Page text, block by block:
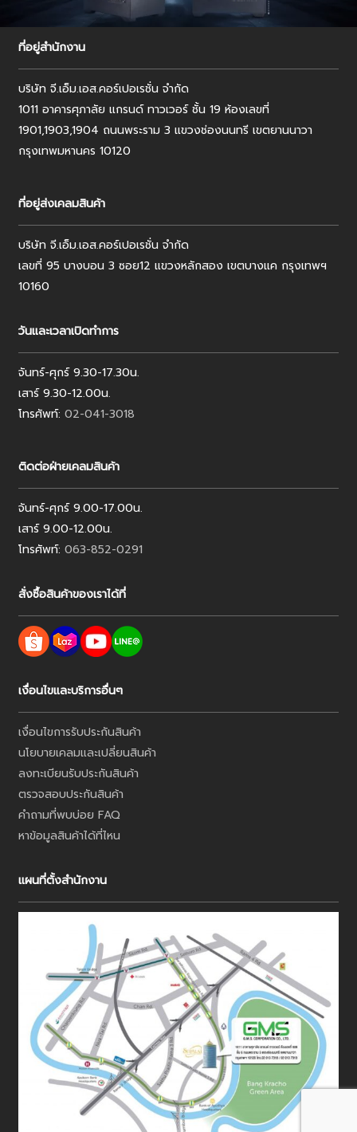
ที่อยู่สำนักงาน
บริษัท จี.เอ็ม.เอส.คอร์เปอเรชั่น จำกัด
1011 อาคารศุภาลัย แกรนด์ ทาวเวอร์ ชั้น 19 ห้องเลขที่
1901,1903,1904 ถนนพระราม 3 แขวงช่องนนทรี เขตยานนาวา
กรุงเทพมหานคร 10120
ที่อยู่ส่งเคลมสินค้า
บริษัท จี.เอ็ม.เอส.คอร์เปอเรชั่น จำกัด
เลขที่ 95 บางบอน 3 ซอย12 แขวงหลักสอง เขตบางแค กรุงเทพฯ
10160
วันและเวลาเปิดทำการ
จันทร์-ศุกร์ 9.30-17.30น.
เสาร์ 9.30-12.00น.
โทรศัพท์: 02-041-3018
ติดต่อฝ่ายเคลมสินค้า
จันทร์-ศุกร์ 9.00-17.00น.
เสาร์ 9.00-12.00น.
โทรศัพท์: 063-852-0291
สั่งซื้อสินค้าของเราได้ที่
เงื่อนไขและบริการอื่นๆ
เงื่อนไขการรับประกันสินค้า
นโยบายเคลมและเปลี่ยนสินค้า
ลงทะเบียนรับประกันสินค้า
ตรวจสอบประกันสินค้า
คำถามที่พบบ่อย FAQ
หาข้อมูลสินค้าได้ที่ไหน
แผนที่ตั้งสำนักงาน